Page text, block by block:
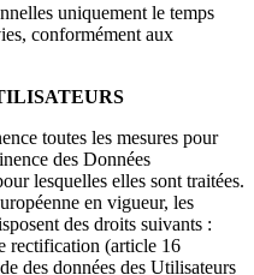
uniquement le temps
conformément aux
toutes les mesures pour
des Données
lesquelles elles sont traitées.
en vigueur, les
des droits suivants :
rectification (article 16
des données des Utilisateurs